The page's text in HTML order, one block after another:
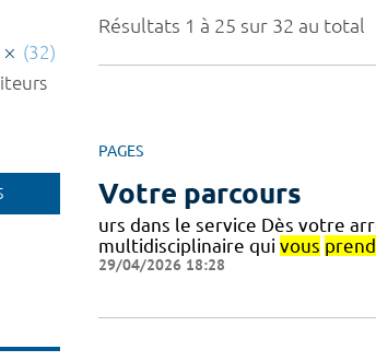
Résultats 1 à 25 sur 32 au total
PAGES
Votre parcours
urs dans le service Dès votre
multidisciplinaire qui vous
29/04/2026 18:28
(32)